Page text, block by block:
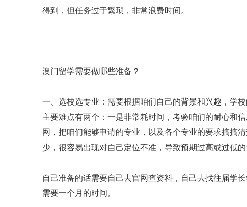
得到，但任务过于繁琐，非常浪费时间。
澳门留学需要做哪些准备？
一、选校选专业：需要根据咱们自己的背景和兴趣，学
主要难点有两个：一是非常耗时间，考验咱们的耐心和
网，把咱们能够申请的专业，以及各个专业的要求搞搞
少，很容易出现对自己定位不准，导致预期过高或过低的
自己准备的话需要自己去官网查资料，自己去找往届学
需要一个月的时间。